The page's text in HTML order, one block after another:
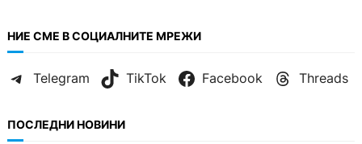
НИЕ СМЕ В СОЦИАЛНИТЕ МРЕЖИ
Telegram TikTok Facebook Threads
ПОСЛЕДНИ НОВИНИ